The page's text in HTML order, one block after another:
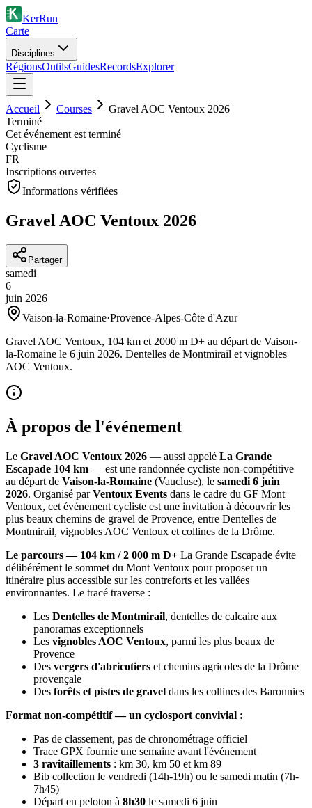
KerRun
Carte
Disciplines
RégionsOutilsGuidesRecordsExplorer
Accueil Courses
Gravel AOC Ventoux 2026
Terminé
Cet événement est terminé
Cyclisme
FR
Inscriptions ouvertes
Informations vérifiées
Gravel AOC Ventoux 2026
Partager
samedi
6
juin 2026
Vaison-la-Romaine·Provence-Alpes-Côte d'Azur
Gravel AOC Ventoux, 104 km et 2000 m D+ au départ de Vaison-
la-Romaine le 6 juin 2026. Dentelles de Montmirail et vignobles
AOC Ventoux.
À propos de l'événement
Le Gravel AOC Ventoux 2026 — aussi appelé La Grande
Escapade 104 km — est une randonnée cycliste non-compétitive
au départ de Vaison-la-Romaine (Vaucluse), le samedi 6 juin
2026. Organisé parVentoux Events dans le cadre du GF Mont
Ventoux, cet événement cycliste est une invitation à découvrir les
plus beaux chemins de gravel de Provence, entre Dentelles de
Montmirail, vignobles AOC Ventoux et collines de la Drôme.
Le parcours — 104 km / 2 000 m D+ La Grande Escapade évite
délibérément le sommet du Mont Ventoux pour proposer un
itinéraire plus accessible sur les contreforts et les vallées
environnantes. Le tracé traverse :
Les Dentelles de Montmirail, dentelles de calcaire aux
panoramas exceptionnels
Les vignobles AOC Ventoux, parmi les plus beaux de
Provence
Des vergers d'abricotiers et chemins agricoles de la Drôme
provençale
Des forêts et pistes de gravel dans les collines des Baronnies
Format non-compétitif — un cyclosport convivial :
Pas de classement, pas de chronométrage officiel
Trace GPX fournie une semaine avant l'événement
3 ravitaillements : km 30, km 50 et km 89
Bib collection le vendredi (14h-19h) ou le samedi matin (7h-
7h45)
Départ en peloton à 8h30 le samedi 6 juin